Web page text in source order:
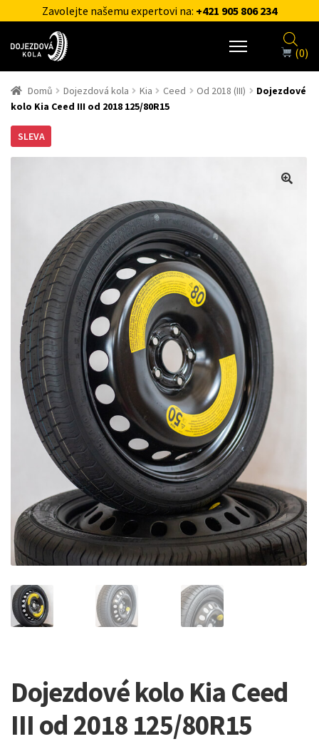
Zavolejte našemu expertovi na: +421 905 806 234
(0)
Domů Dojezdová kola Kia Ceed Od 2018 (III)
Dojezdové
kolo Kia Ceed III od 2018 125/80R15
SLEVA
Dojezdové kolo Kia Ceed
III od 2018 125/80R15